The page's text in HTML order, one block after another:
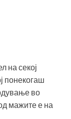
на секој
понекогаш
во
мажите е на